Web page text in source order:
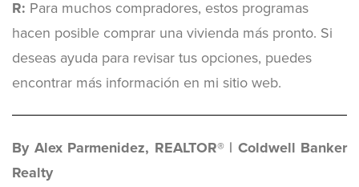
R: Para muchos compradores, estos programas
hacen posible comprar una vivienda más pronto. Si
deseas ayuda para revisar tus opciones, puedes
encontrar más información en mi sitio web.
By Alex Parmenidez, REALTOR® | Coldwell Banker
Realty